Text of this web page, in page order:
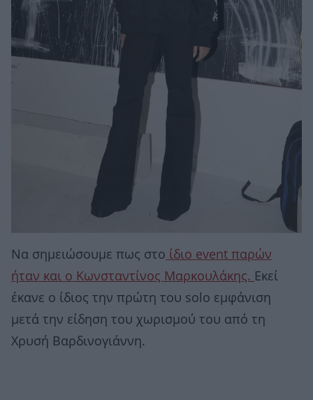
Να σημειώσουμε πως στο ίδιο event παρών
ήταν και ο Κωνσταντίνος Μαρκουλάκης. Εκεί
έκανε ο ίδιος την πρώτη του solo εμφάνιση
μετά την είδηση του χωρισμού του από τη
Χρυσή Βαρδινογιάννη.